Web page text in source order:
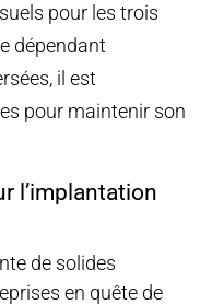
pour les trois
dépendant
il est
pour maintenir son
l’implantation
de solides
en quête de